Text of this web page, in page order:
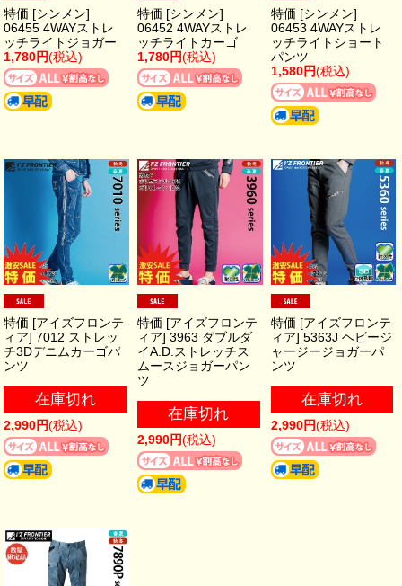
特価 [シンメン]
06455 4WAYストレ
ッチライトジョガー
1,780円(税込)
特価 [シンメン]
06452 4WAYストレ
ッチライトカーゴ
1,780円(税込)
特価 [シンメン]
06453 4WAYストレ
ッチライトショート
パンツ
1,580円(税込)
特価 [アイズフロンテ
ィア] 7012 ストレッ
チ3Dデニムカーゴパ
ンツ
在庫切れ
2,990円(税込)
特価 [アイズフロンテ
ィア] 3963 ダブルダ
イA.D.ストレッチス
ムースジョガーパン
ツ
在庫切れ
2,990円(税込)
特価 [アイズフロンテ
ィア] 5363J ヘビージ
ャージージョガーパ
ンツ
在庫切れ
2,990円(税込)